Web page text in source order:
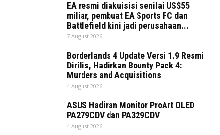
EA resmi diakuisisi senilai US$55
miliar, pembuat EA Sports FC dan
Battlefield kini jadi perusahaan...
7 August 2026
Borderlands 4 Update Versi 1.9 Resmi
Dirilis, Hadirkan Bounty Pack 4:
Murders and Acquisitions
4 August 2026
ASUS Hadiran Monitor ProArt OLED
PA279CDV dan PA329CDV
4 August 2026